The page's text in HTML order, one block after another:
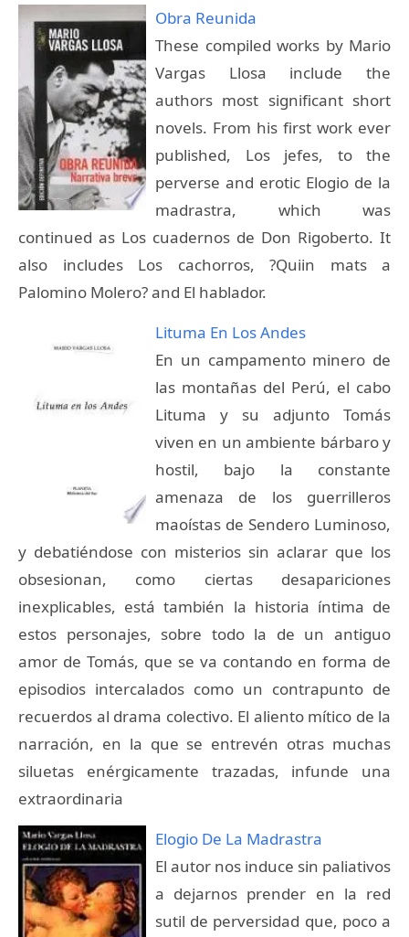
Obra Reunida
These compiled works by Mario
Vargas Llosa include the
authors most significant short
novels. From his first work ever
published, Los jefes, to the
perverse and erotic Elogio de la
madrastra, which was
continued as Los cuadernos de Don Rigoberto. It
also includes Los cachorros, ?Quiin mats a
Palomino Molero? and El hablador.
Lituma En Los Andes
En un campamento minero de
las montañas del Perú, el cabo
Lituma y su adjunto Tomás
viven en un ambiente bárbaro y
hostil, bajo la constante
amenaza de los guerrilleros
maoístas de Sendero Luminoso,
y debatiéndose con misterios sin aclarar que los
obsesionan, como ciertas desapariciones
inexplicables, está también la historia íntima de
estos personajes, sobre todo la de un antiguo
amor de Tomás, que se va contando en forma de
episodios intercalados como un contrapunto de
recuerdos al drama colectivo. El aliento mítico de la
narración, en la que se entrevén otras muchas
siluetas enérgicamente trazadas, infunde una
extraordinaria
Elogio De La Madrastra
El autor nos induce sin paliativos
a dejarnos prender en la red
sutil de perversidad que, poco a